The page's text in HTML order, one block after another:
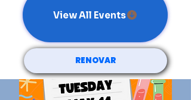
View All Events
RENOVAR